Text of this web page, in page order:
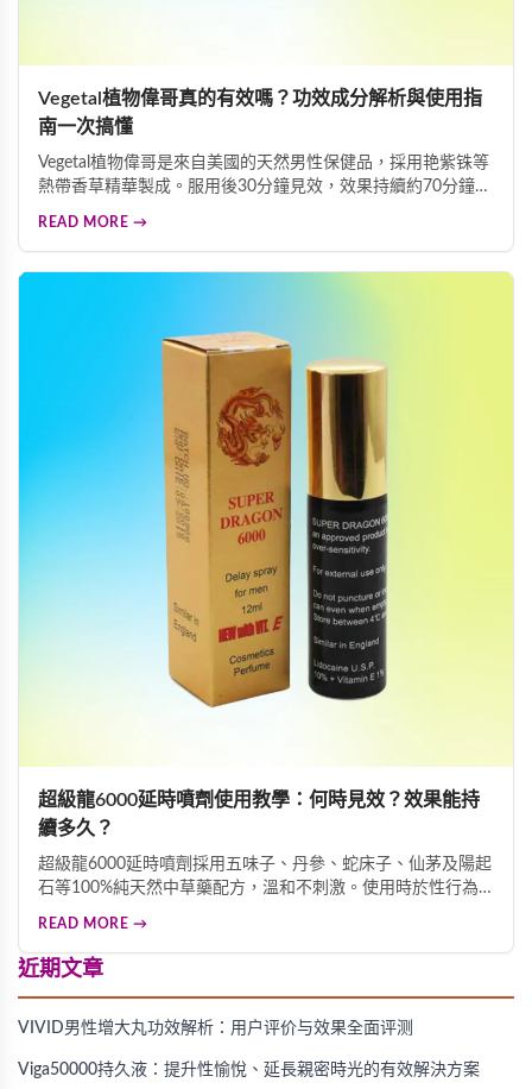
Vegetal植物偉哥真的有效嗎？功效成分解析與使用指
南一次搞懂
Vegetal植物偉哥是來自美國的天然男性保健品，採用艳紫铢等
熱帶香草精華製成。服用後30分鐘見效，效果持續約70分鐘且
READ MORE →
超級龍6000延時噴劑使用教學：何時見效？效果能持
續多久？
超級龍6000延時噴劑採用五味子、丹參、蛇床子、仙茅及陽起
石等100%純天然中草藥配方，溫和不刺激。使用時於性行為
無任何副作用，是改善早洩、提升親密體驗的優質選擇。
READ MORE →
近期文章
VIVID男性增大丸功效解析：用户评价与效果全面评测
Viga50000持久液：提升性愉悅、延長親密時光的有效解決方案